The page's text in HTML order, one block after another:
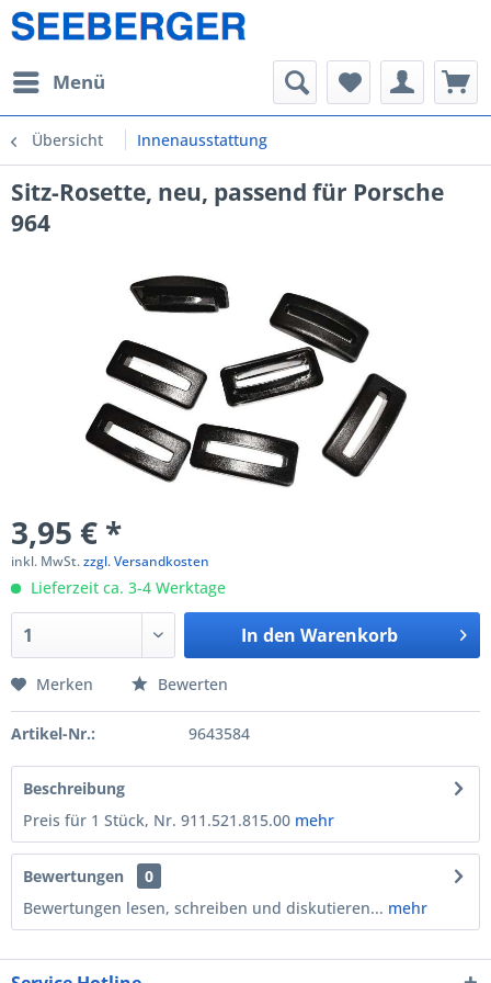
Menü
Übersicht Innenausstattung
Sitz-Rosette, neu, passend für Porsche
964
3,95 € *
inkl. MwSt.zzgl. Versandkosten
Lieferzeit ca. 3-4 Werktage
In den Warenkorb
Merken Bewerten
Artikel-Nr.: 9643584
Beschreibung
Preis für 1 Stück, Nr. 911.521.815.00 mehr
Bewertungen
0
Bewertungen lesen, schreiben und diskutieren... mehr